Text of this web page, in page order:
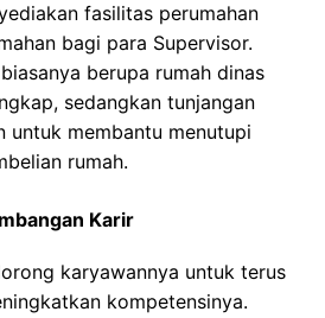
fasilitas perumahan
bagi para Supervisor.
berupa rumah dinas
sedangkan tunjangan
untuk membantu menutupi
rumah.
Karir
karyawannya untuk terus
kompetensinya.